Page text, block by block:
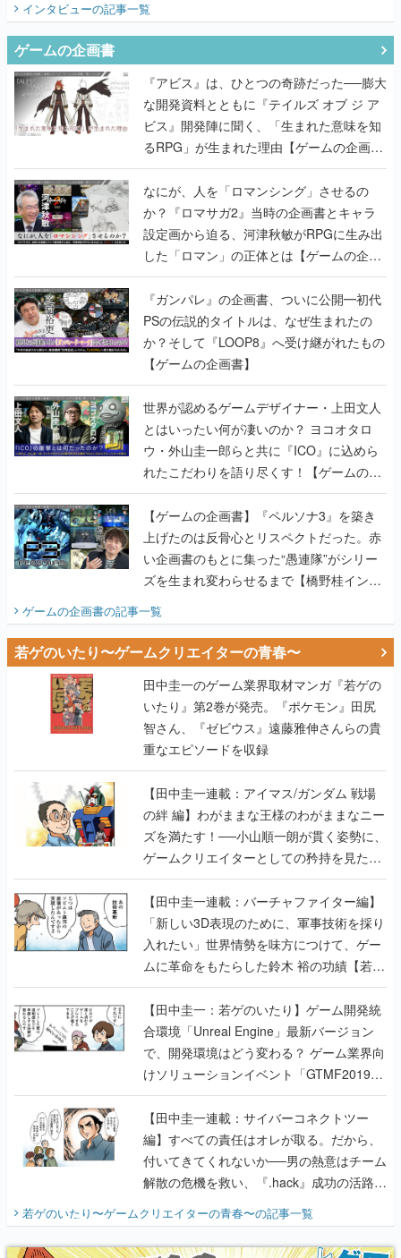
インタビューの記事一覧
ゲームの企画書
『アビス』は、ひとつの奇跡だった──膨大
な開発資料とともに『テイルズ オブ ジ ア
ビス』開発陣に聞く、「生まれた意味を知
るRPG」が生まれた理由【ゲームの企画
書】
なにが、人を「ロマンシング」させるの
か？『ロマサガ2』当時の企画書とキャラ
設定画から迫る、河津秋敏がRPGに生み出
した「ロマン」の正体とは【ゲームの企画
書】
『ガンパレ』の企画書、ついに公開━初代
PSの伝説的タイトルは、なぜ生まれたの
か？そして『LOOP8』へ受け継がれたもの
【ゲームの企画書】
世界が認めるゲームデザイナー・上田文人
とはいったい何が凄いのか？ ヨコオタロ
ウ・外山圭一郎らと共に『ICO』に込めら
れたこだわりを語り尽くす！【ゲームの企
画書】
【ゲームの企画書】『ペルソナ3』を築き
上げたのは反骨心とリスペクトだった。赤
い企画書のもとに集った“愚連隊”がシリー
ズを生まれ変わらせるまで【橋野桂インタ
ゲームの企画書の記事一覧
若ゲのいたり〜ゲームクリエイターの青春〜
田中圭一のゲーム業界取材マンガ『若ゲの
いたり』第2巻が発売。『ポケモン』田尻
智さん、『ゼビウス』遠藤雅伸さんらの貴
重なエピソードを収録
【田中圭一連載：アイマス/ガンダム 戦場
の絆 編】わがままな王様のわがままなニー
ズを満たす！──小山順一朗が貫く姿勢に、
ゲームクリエイターとしての矜持を見た
【若ゲのいたり最終回】
【田中圭一連載：バーチャファイター編】
「新しい3D表現のために、軍事技術を採り
入れたい」世界情勢を味方につけて、ゲー
ムに革命をもたらした鈴木 裕の功績【若ゲ
のいたり】
【田中圭一：若ゲのいたり】ゲーム開発統
合環境「Unreal Engine」最新バージョン
で、開発環境はどう変わる？ ゲーム業界向
けソリューションイベント「GTMF2019」
に行って、より理解を深めよう【PR】
【田中圭一連載：サイバーコネクトツー
編】すべての責任はオレが取る。だから、
付いてきてくれないか──男の熱意はチーム
解散の危機を救い、『.hack』成功の活路を
『少年ジャンプ』色だった【若ゲのいた
り】
若ゲのいたり〜ゲームクリエイターの青春〜の記事一覧